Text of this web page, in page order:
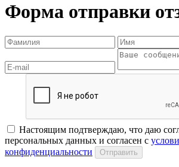
Форма отправки
Настоящим подтверждаю, что даю
персональных данных и согласен с
конфиденциальности
Отправить